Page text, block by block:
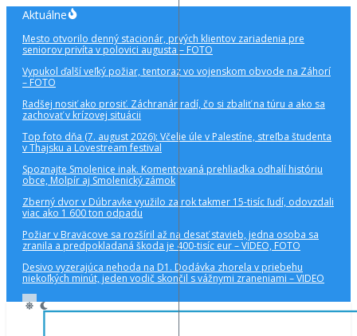
Preskočiť
obsah
Aktuálne
Mesto otvorilo denný stacionár, prvých klientov zariadenia pre
seniorov privíta v polovici augusta – FOTO
Vypukol ďalší veľký požiar, tentoraz vo vojenskom obvode na Záhorí
– FOTO
Radšej nosiť ako prosiť. Záchranár radí, čo si zbaliť na túru a ako sa
zachovať v krízovej situácii
Top foto dňa (7. august 2026): Včelie úle v Palestíne, streľba študenta
v Thajsku a Lovestream festival
Spoznajte Smolenice inak. Komentovaná prehliadka odhalí históriu
obce, Molpír aj Smolenický zámok
Zberný dvor v Dúbravke využilo za rok takmer 15-tisíc ľudí, odovzdali
viac ako 1 600 ton odpadu
Požiar v Braväcove sa rozšíril až na desať stavieb, jedna osoba sa
zranila a predpokladaná škoda je 400-tisíc eur – VIDEO, FOTO
Desivo vyzerajúca nehoda na D1. Dodávka zhorela v priebehu
niekoľkých minút, jeden vodič skončil s vážnymi zraneniami – VIDEO